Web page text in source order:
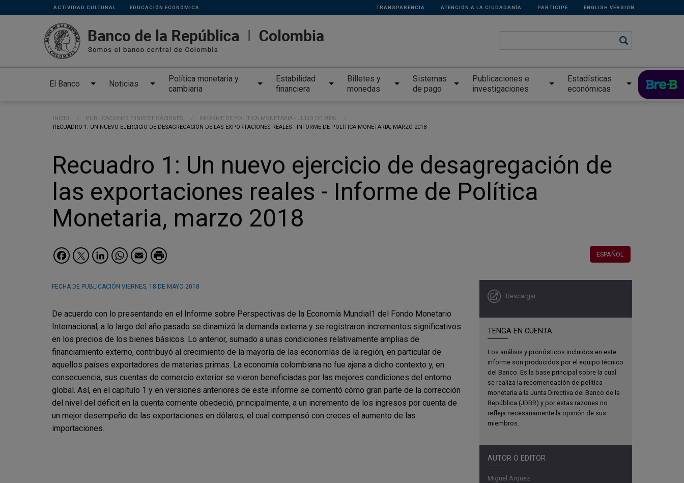
Pasar al contenido principal
Links
secundarios
ACTIVIDAD CULTURAL EDUCACIÓN ECONÓMICA TRANSPARENCIA ATENCIÓN A LA CIUDADANÍA PARTICIPE ENGLISH VERSION
El Banco Noticias
Política monetaria y
cambiaria
Estabilidad
financiera
Billetes y
monedas
Sistemas
de pago
Publicaciones e
investigaciones
Estadísticas
económicas
Ruta de navegación
INICIO PUBLICACIONES E INVESTIGACIONES
INFORME DE POLÍTICA MONETARIA - JULIO DE 2026
CURRENT:
RECUADRO 1: UN NUEVO EJERCICIO DE DESAGREGACIÓN DE LAS EXPORTACIONES REALES - INFORME DE POLÍTICA MONETARIA, MARZO 2018
Recuadro 1: Un nuevo ejercicio de desagregación de
las exportaciones reales - Informe de Política
Monetaria, marzo 2018
ESPAÑOL
Facebook
Twitter
LinkedIn
WhatsApp
Email
Descargar
TENGA EN CUENTA
Los análisis y pronósticos incluidos en este
informe son producidos por el equipo técnico
del Banco. Es la base principal sobre la cual
se realiza la recomendación de política
monetaria a la Junta Directiva del Banco de la
República (JDBR) y por estas razones no
refleja necesariamente la opinión de sus
miembros.
AUTOR O EDITOR
Miguel Arquez
FECHA DE PUBLICACIÓN VIERNES, 18 DE MAYO 2018
De acuerdo con lo presentando en el Informe sobre Perspectivas de la Economía Mundial1 del Fondo Monetario
Internacional, a lo largo del año pasado se dinamizó la demanda externa y se registraron incrementos significativos
en los precios de los bienes básicos. Lo anterior, sumado a unas condiciones relativamente amplias de
financiamiento externo, contribuyó al crecimiento de la mayoría de las economías de la región, en particular de
aquellos países exportadores de materias primas. La economía colombiana no fue ajena a dicho contexto y, en
consecuencia, sus cuentas de comercio exterior se vieron beneficiadas por las mejores condiciones del entorno
global. Así, en el capítulo 1 y en versiones anteriores de este informe se comentó cómo gran parte de la corrección
del nivel del déficit en la cuenta corriente obedeció, principalmente, a un incremento de los ingresos por cuenta de
un mejor desempeño de las exportaciones en dólares, el cual compensó con creces el aumento de las
importaciones.